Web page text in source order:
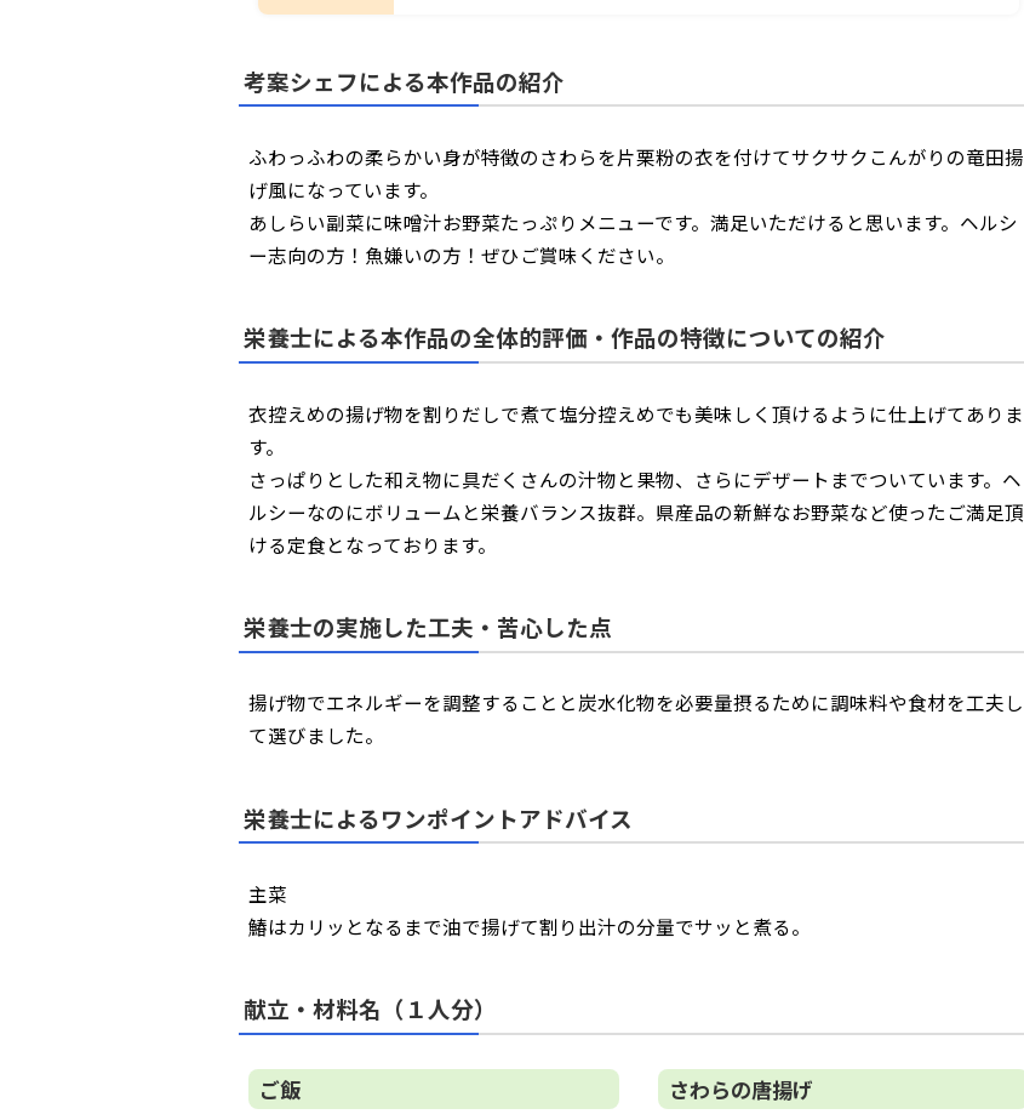
考案シェフによる本作品の紹介
ふわっふわの柔らかい身が特徴のさわらを片栗粉の衣を付けてサクサクこんがりの竜田揚
げ風になっています。
あしらい副菜に味噌汁お野菜たっぷりメニューです。満足いただけると思います。ヘルシ
ー志向の方！魚嫌いの方！ぜひご賞味ください。
栄養士による本作品の全体的評価・作品の特徴についての紹介
衣控えめの揚げ物を割りだしで煮て塩分控えめでも美味しく頂けるように仕上げてありま
す。
さっぱりとした和え物に具だくさんの汁物と果物、さらにデザートまでついています。ヘ
ルシーなのにボリュームと栄養バランス抜群。県産品の新鮮なお野菜など使ったご満足頂
ける定食となっております。
栄養士の実施した工夫・苦心した点
揚げ物でエネルギーを調整することと炭水化物を必要量摂るために調味料や食材を工夫し
て選びました。
栄養士によるワンポイントアドバイス
主菜
鰆はカリッとなるまで油で揚げて割り出汁の分量でサッと煮る。
献立・材料名（１人分）
ご飯 さわらの唐揚げ